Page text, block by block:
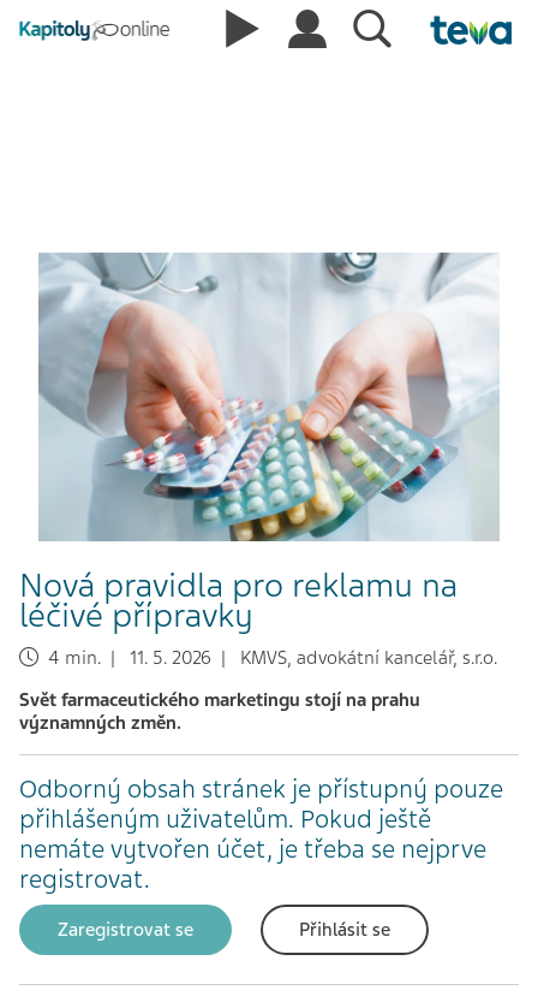
Nová pravidla pro reklamu na
léčivé přípravky
4 min. | 11. 5. 2026 | KMVS, advokátní kancelář, s.r.o.
Svět farmaceutického marketingu stojí na prahu
významných změn.
Odborný obsah stránek je přístupný pouze
přihlášeným uživatelům. Pokud ještě
nemáte vytvořen účet, je třeba se nejprve
registrovat.
Zaregistrovat se Přihlásit se